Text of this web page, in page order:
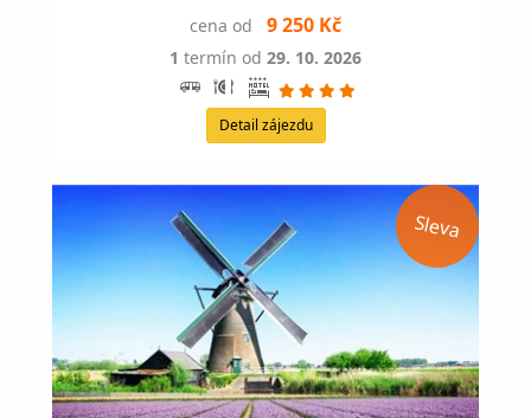
cena od
9 250 Kč
1 termín od 29. 10. 2026
Detail zájezdu